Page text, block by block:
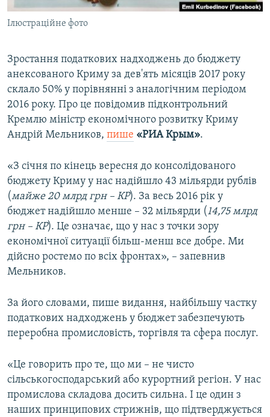
СВІДЧЕННЯ ОКУПАЦІЇ
УКРАЇНСЬКА ПРОБЛЕМА КРИМУ
Qırımtatar
Усі сайти RFE/RL
Ілюстраційне фото
Зростання податкових надходжень до бюджету
анексованого Криму за дев'ять місяців 2017 року
склало 50% у порівнянні з аналогічним періодом
2016 року. Про це повідомив підконтрольний
Кремлю міністр економічного розвитку Криму
Андрій Мельников, пише «РИА Крым».
«З січня по кінець вересня до консолідованого
бюджету Криму у нас надійшло 43 мільярди рублів
(майже 20 млрд грн – КР). За весь 2016 рік у
бюджет надійшло менше – 32 мільярди (14,75 млрд
грн – КР). Це означає, що у нас з точки зору
економічної ситуації більш-менш все добре. Ми
дійсно ростемо по всіх фронтах», – запевнив
Мельников.
За його словами, пише видання, найбільшу частку
податкових надходжень у бюджет забезпечують
переробна промисловість, торгівля та сфера послуг.
«Це говорить про те, що ми – не чисто
сільськогосподарський або курортний регіон. У нас
промислова складова досить сильна. І це один з
наших принципових стрижнів, що підтверджується